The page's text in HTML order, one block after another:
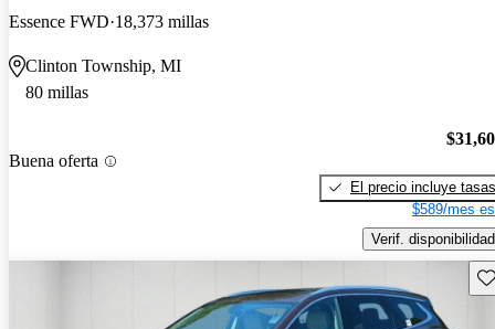
Essence FWD 18,373 millas
Clinton Township, MI
80 millas
Buena oferta
El precio incluye tasas
$589/mes
Verif. disponibilidad